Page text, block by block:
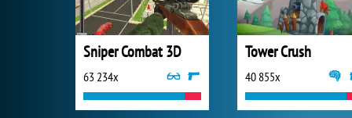
Sniper Combat 3D
63 234x
Tower Crush
40 855x